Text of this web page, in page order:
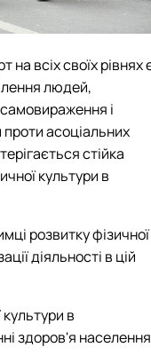
на всіх своїх рівнях
людей,
і
асоціальних
стійка
культури в
розвитку фізичної
діяльності в цій
в
здоров'я